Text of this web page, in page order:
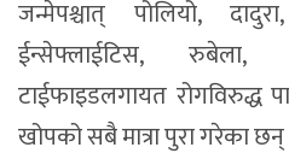
जन्मेपश्चात् पोलियो,
ईन्सेफ्लाईटिस, रुबेला,
टाईफाइडलगायत रोगविरुद्ध
खोपको सबै मात्रा पुरा गरेका छन्